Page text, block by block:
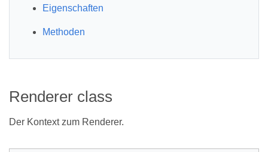
Eigenschaften
Methoden
Renderer class
Der Kontext zum Renderer.